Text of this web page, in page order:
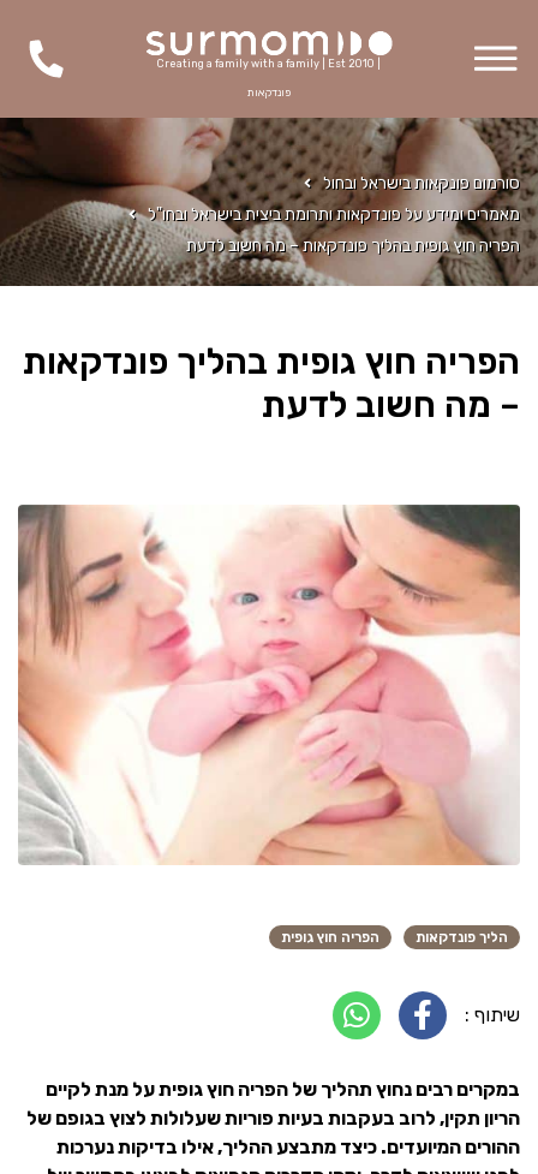
Creating a family with a family | Est 2010 |
פונדקאות
סורמום פונקאות בישראל ובחול
מאמרים ומידע על פונדקאות ותרומת ביצית בישראל ובחו"ל
הפריה חוץ גופית בהליך פונדקאות – מה חשוב לדעת
הפריה חוץ גופית בהליך פונדקאות
– מה חשוב לדעת
הליך פונדקאות הפריה חוץ גופית
שיתוף :
במקרים רבים נחוץ תהליך של הפריה חוץ גופית על מנת לקיים
הריון תקין, לרוב בעקבות בעיות פוריות שעלולות לצוץ בגופם של
ההורים המיועדים. כיצד מתבצע ההליך, אילו בדיקות נערכות